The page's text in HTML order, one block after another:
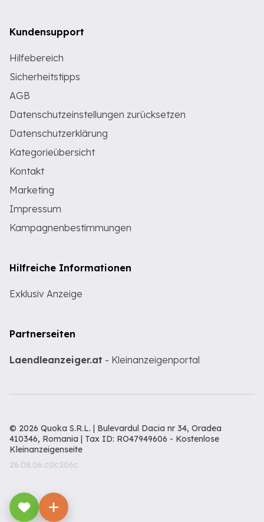
Kundensupport
Hilfebereich
Sicherheitstipps
AGB
Datenschutzeinstellungen zurücksetzen
Datenschutzerklärung
Kategorieübersicht
Kontakt
Marketing
Impressum
Kampagnenbestimmungen
Hilfreiche Informationen
Exklusiv Anzeige
Partnerseiten
Laendleanzeiger.at - Kleinanzeigenportal
© 2026 Quoka S.R.L. | Bulevardul Dacia nr 34, Oradea
410346, Romania | Tax ID: RO47949606 - Kostenlose
Kleinanzeigenseite
26.08.06.c0c206c